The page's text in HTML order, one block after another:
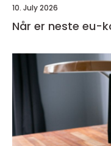
10. July 2026
Når er neste eu-